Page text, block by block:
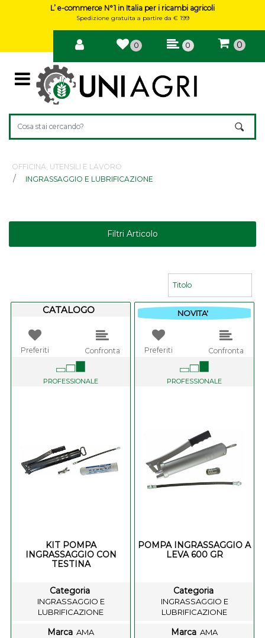
L’ e-commerce N°1 in Italia per i ricambi agricoli
Spedizione gratuita a partire da € 199
0 0 0
Open
La modifica di un filtro aggiorna automaticamente gli altri filtri
OFFICINA, UTENSILI E LAVORO
INGRASSAGGIO E LUBRIFICAZIONE
Filtri Articolo
CATALOGO
Preferiti Confronta
PROFESSIONALE
KIT POMPA
INGRASSAGGIO CON
TESTINA
Categoria
INGRASSAGGIO E
LUBRIFICAZIONE
Marca AMA
NOVITA'
Preferiti Confronta
PROFESSIONALE
POMPA INGRASSAGGIO A
LEVA 600 GR
Categoria
INGRASSAGGIO E
LUBRIFICAZIONE
Marca AMA